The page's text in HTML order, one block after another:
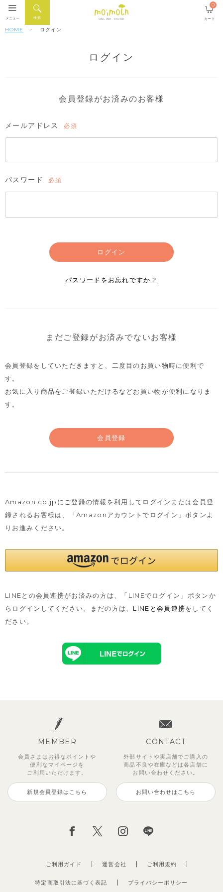
ONLINE STORE
検索
メニュー カート
0
HOME ログイン
ログイン
会員登録がお済みのお客様
メールアドレス
須)
パスワード
須)
ログイン
パスワードをお忘れですか？
まだご登録がお済みでないお客様
会員登録をしていただきますと、二度目のお買い物時に便利で
す。
お気に入り商品をご登録いただけるなどお買い物が便利になりま
す。
会員登録
Amazon.co.jpにご登録の情報を利用してログインまたは会員登
録されるお客様は、
「Amazonアカウントでログイン」ボタンよ
りお進みください。
LINEとの会員連携がお済みの方は、「LINEでログイン」ボタンか
らログインしてください。まだの方は、 LINEと会員連携をしてく
ださい。
MEMBER
会員さまはお得なポイントや
便利な マイページを
ご利用いただけます。
新規会員登録はこちら
CONTACT
外部サイトや実店舗でご購入の
商品不良や在庫などは各店舗に
お問い合わせください。
お問い合わせはこちら
ご利用ガイド 運営会社
特定商取引法に基づく表記 プライバシーポリシー
ご利用規約